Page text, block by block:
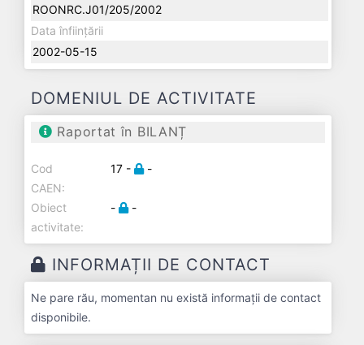
ROONRC.J01/205/2002
Data înființării
2002-05-15
DOMENIUL DE ACTIVITATE
Raportat în BILANȚ
Cod
CAEN:
17 - -
Obiect
activitate:
- -
INFORMAȚII DE CONTACT
Ne pare rău, momentan nu există informații de contact
disponibile.